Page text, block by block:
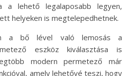
a lehető legalaposabb legyen,
helyeken is megtelepedhetnek.
a bő lével való lemosás a
eszköz kiválasztása is
modern permetező már
amely lehetővé teszi, hogy